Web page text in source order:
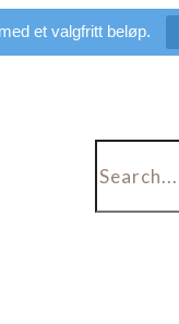
et valgfritt beløp.